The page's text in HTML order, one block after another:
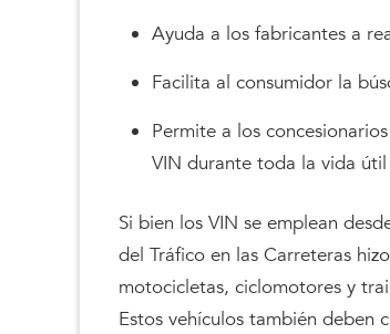
Ayuda a los fabricantes a
Facilita al consumidor la
Permite a los
VIN durante toda la vida
Si bien los VIN se emplean
del Tráfico en las Carreteras
motocicletas, ciclomotores y
Estos vehículos también deben